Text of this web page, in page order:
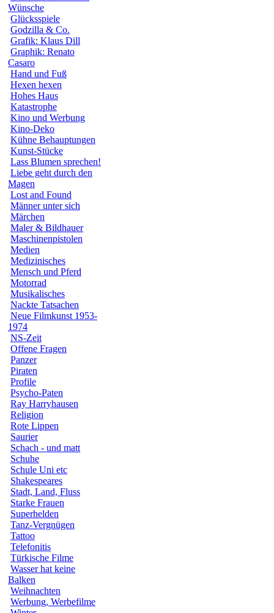
Wünsche
Glücksspiele
Godzilla & Co.
Grafik: Klaus Dill
Graphik: Renato
Casaro
Hand und Fuß
Hexen hexen
Hohes Haus
Katastrophe
Kino und Werbung
Kino-Deko
Kühne Behauptungen
Kunst-Stücke
Lass Blumen sprechen!
Liebe geht durch den
Magen
Lost and Found
Männer unter sich
Märchen
Maler & Bildhauer
Maschinenpistolen
Medien
Medizinisches
Mensch und Pferd
Motorrad
Musikalisches
Nackte Tatsachen
Neue Filmkunst 1953-
1974
NS-Zeit
Offene Fragen
Panzer
Piraten
Profile
Psycho-Paten
Ray Harryhausen
Religion
Rote Lippen
Saurier
Schach - und matt
Schuhe
Schule Uni etc
Shakespeares
Stadt, Land, Fluss
Starke Frauen
Superhelden
Tanz-Vergnügen
Tattoo
Telefonitis
Türkische Filme
Wasser hat keine
Balken
Weihnachten
Werbung, Werbefilme